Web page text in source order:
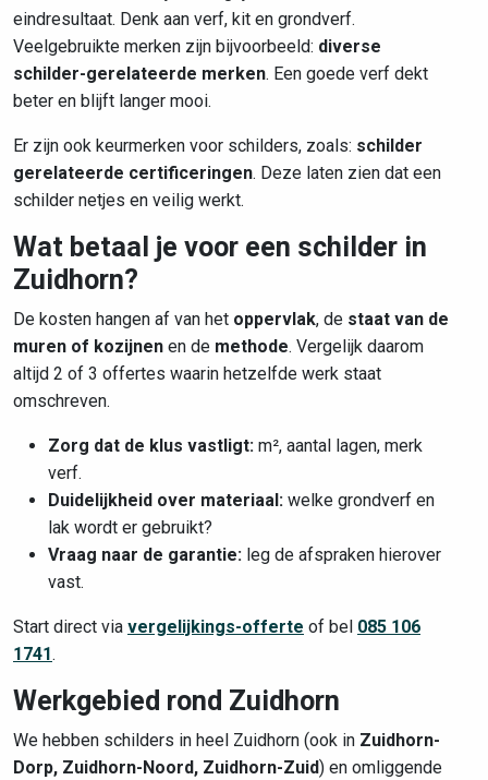
eindresultaat. Denk aan verf, kit en grondverf.
Veelgebruikte merken zijn bijvoorbeeld: diverse
schilder-gerelateerde merken. Een goede verf dekt
beter en blijft langer mooi.
Er zijn ook keurmerken voor schilders, zoals: schilder
gerelateerde certificeringen. Deze laten zien dat een
schilder netjes en veilig werkt.
Wat betaal je voor een schilder in
Zuidhorn?
De kosten hangen af van het oppervlak, de staat van de
muren of kozijnen en de methode. Vergelijk daarom
altijd 2 of 3 offertes waarin hetzelfde werk staat
omschreven.
Zorg dat de klus vastligt: m², aantal lagen, merk
verf.
Duidelijkheid over materiaal: welke grondverf en
lak wordt er gebruikt?
Vraag naar de garantie: leg de afspraken hierover
vast.
Start direct via vergelijkings-offerte of bel 085 106
1741.
Werkgebied rond Zuidhorn
We hebben schilders in heel Zuidhorn (ook in Zuidhorn-
Dorp, Zuidhorn-Noord, Zuidhorn-Zuid) en omliggende